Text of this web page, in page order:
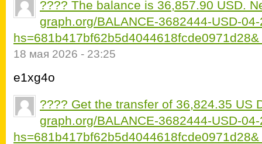
???? The balance is 36,857.90 USD.
graph.org/BALANCE-3682444-USD-
18 мая 2026 - 23:25
e1xg4o
???? Get the transfer of 36,824.35 US
graph.org/BALANCE-3682444-USD-